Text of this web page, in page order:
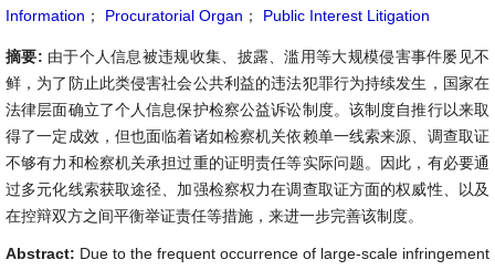
Information ； Procuratorial Organ ； Public Interest Litigation
摘要: 由于个人信息被违规收集、披露、滥用等大规模侵害事件屡见不
鲜，为了防止此类侵害社会公共利益的违法犯罪行为持续发生，国家在
法律层面确立了个人信息保护检察公益诉讼制度。该制度自推行以来取
得了一定成效，但也面临着诸如检察机关依赖单一线索来源、调查取证
不够有力和检察机关承担过重的证明责任等实际问题。因此，有必要通
过多元化线索获取途径、加强检察权力在调查取证方面的权威性、以及
在控辩双方之间平衡举证责任等措施，来进一步完善该制度。
Abstract: Due to the frequent occurrence of large-scale infringement